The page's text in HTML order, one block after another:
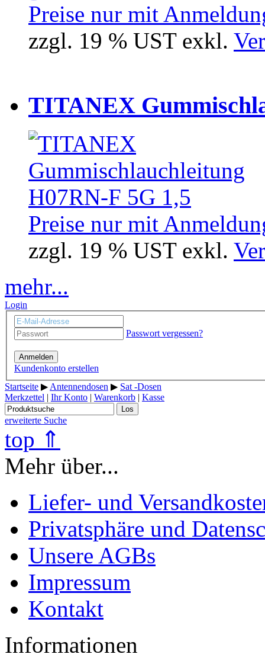
Preise nur mit
zzgl. 19 % UST exkl.
TITANEX
Preise nur mit
zzgl. 19 % UST exkl.
mehr...
Login
Passwort vergessen?
Anmelden
Kundenkonto erstellen
Startseite ▶ Antennendosen ▶ Sat -Dosen
Merkzettel | Ihr Konto | Warenkorb | Kasse
Los
erweiterte Suche
top ⇑
Mehr über...
Liefer- und
Privatsphäre und
Unsere AGBs
Impressum
Kontakt
Informationen